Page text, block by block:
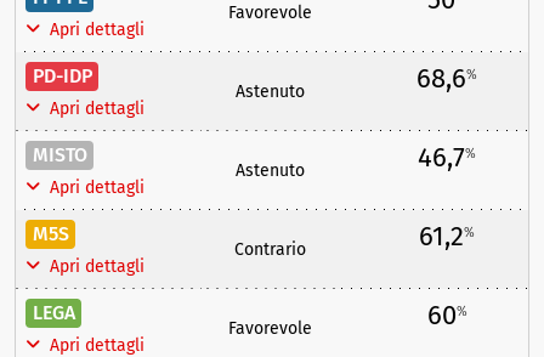
Apri dettagli
Favorevole
PD-IDP
Apri dettagli
Astenuto 68,6%
MISTO
Apri dettagli
Astenuto 46,7%
M5S
Apri dettagli
Contrario 61,2%
LEGA
Apri dettagli
Favorevole 60%